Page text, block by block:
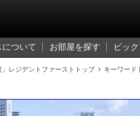
ついて お部屋を探す ピッ
」レジデントファーストトップ  キーワード